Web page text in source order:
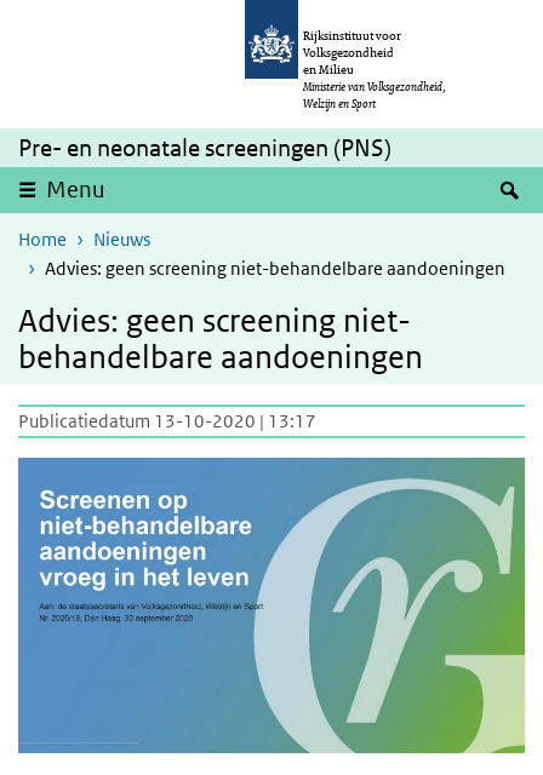
Overslaan en naar de inhoud gaan
Rijksinstituut voor
Volksgezondheid
en Milieu
Ministerie van Volksgezondheid,
Welzijn en Sport
Pre- en neonatale screeningen (PNS)
Menu
Home
Nieuws
Advies: geen screening niet-behandelbare aandoeningen
Advies: geen screening niet-
behandelbare aandoeningen
Publicatiedatum 13-10-2020 | 13:17